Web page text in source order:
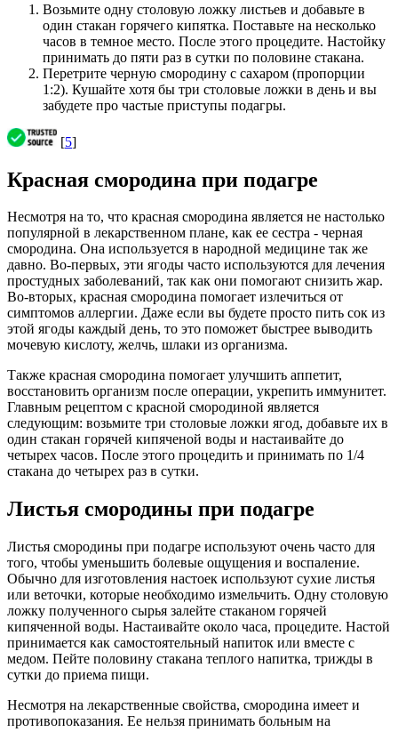
Возьмите одну столовую ложку листьев и добавьте в
один стакан горячего кипятка. Поставьте на несколько
часов в темное место. После этого процедите. Настойку
принимать до пяти раз в сутки по половине стакана.
Перетрите черную смородину с сахаром (пропорции
1:2). Кушайте хотя бы три столовые ложки в день и вы
забудете про частые приступы подагры.
[5]
Красная смородина при подагре
Несмотря на то, что красная смородина является не настолько
популярной в лекарственном плане, как ее сестра - черная
смородина. Она используется в народной медицине так же
давно. Во-первых, эти ягоды часто используются для лечения
простудных заболеваний, так как они помогают снизить жар.
Во-вторых, красная смородина помогает излечиться от
симптомов аллергии. Даже если вы будете просто пить сок из
этой ягоды каждый день, то это поможет быстрее выводить
мочевую кислоту, желчь, шлаки из организма.
Также красная смородина помогает улучшить аппетит,
восстановить организм после операции, укрепить иммунитет.
Главным рецептом с красной смородиной является
следующим: возьмите три столовые ложки ягод, добавьте их в
один стакан горячей кипяченой воды и настаивайте до
четырех часов. После этого процедить и принимать по 1/4
стакана до четырех раз в сутки.
Листья смородины при подагре
Листья смородины при подагре используют очень часто для
того, чтобы уменьшить болевые ощущения и воспаление.
Обычно для изготовления настоек используют сухие листья
или веточки, которые необходимо измельчить. Одну столовую
ложку полученного сырья залейте стаканом горячей
кипяченной воды. Настаивайте около часа, процедите. Настой
принимается как самостоятельный напиток или вместе с
медом. Пейте половину стакана теплого напитка, трижды в
сутки до приема пищи.
Несмотря на лекарственные свойства, смородина имеет и
противопоказания. Ее нельзя принимать больным на